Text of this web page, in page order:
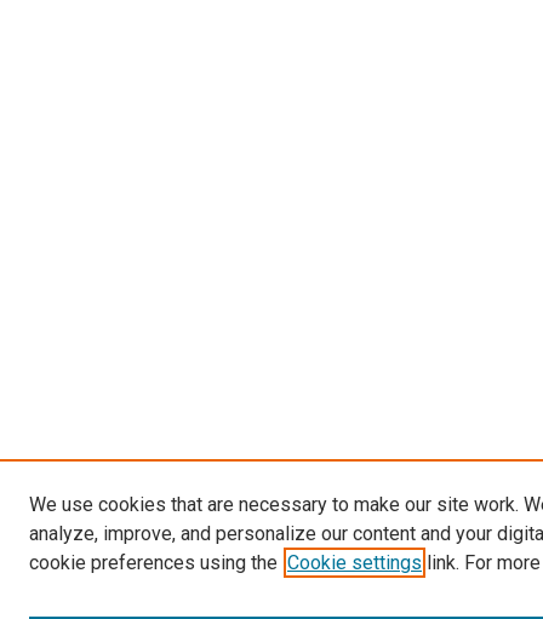
We use cookies that are necessary to make our site work.
analyze, improve, and personalize our content and your
cookie preferences using the Cookie settings link. For